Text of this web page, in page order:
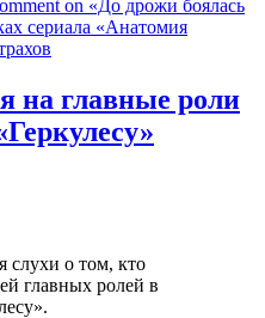
on «До дрожи боялась
сериала «Анатомия
на главные роли
слухи о том, кто
главных ролей в